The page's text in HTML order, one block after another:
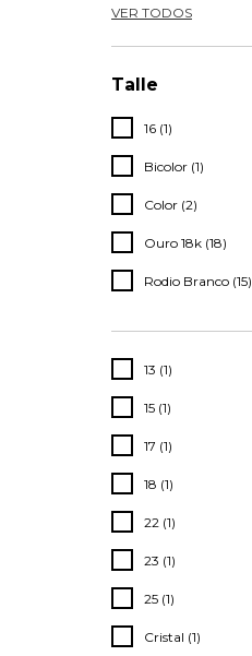
VER TODOS
Talle
16 (1)
Bicolor (1)
Color (2)
Ouro 18k (18)
Rodio Branco (15)
13 (1)
15 (1)
17 (1)
18 (1)
22 (1)
23 (1)
25 (1)
Cristal (1)